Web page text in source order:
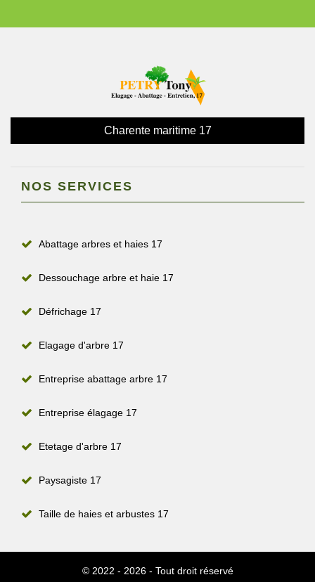
Charente maritime 17
NOS SERVICES
Abattage arbres et haies 17
Dessouchage arbre et haie 17
Défrichage 17
Elagage d'arbre 17
Entreprise abattage arbre 17
Entreprise élagage 17
Etetage d'arbre 17
Paysagiste 17
Taille de haies et arbustes 17
© 2022 - 2026 - Tout droit réservé